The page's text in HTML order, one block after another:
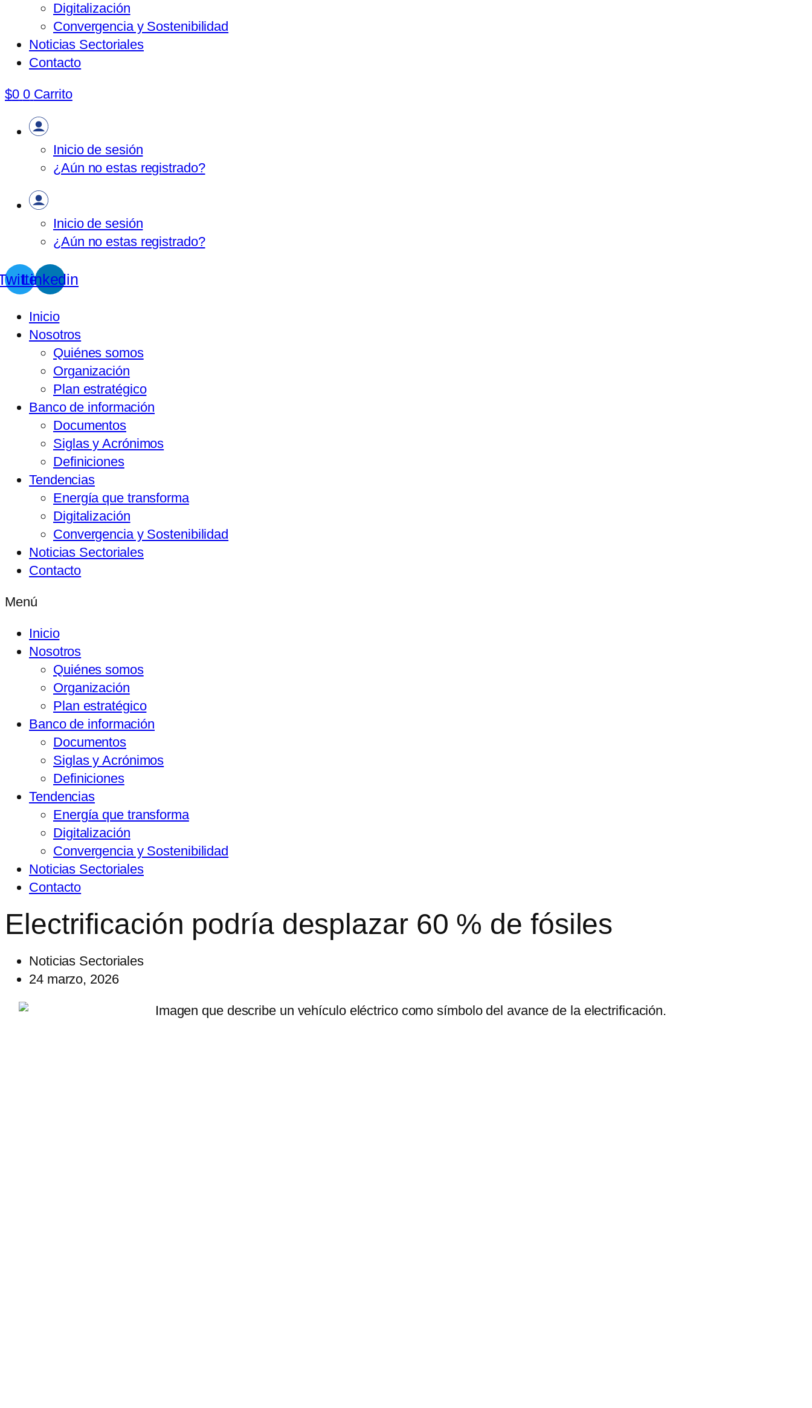
Digitalización
Convergencia y Sostenibilidad
Noticias Sectoriales
Contacto
$0 0 Carrito
Inicio de sesión
¿Aún no estas registrado?
Inicio de sesión
¿Aún no estas registrado?
Linkedin
Inicio
Nosotros
Quiénes somos
Organización
Plan estratégico
Banco de información
Documentos
Siglas y Acrónimos
Definiciones
Tendencias
Energía que transforma
Digitalización
Convergencia y Sostenibilidad
Noticias Sectoriales
Contacto
Menú
Inicio
Nosotros
Quiénes somos
Organización
Plan estratégico
Banco de información
Documentos
Siglas y Acrónimos
Definiciones
Tendencias
Energía que transforma
Digitalización
Convergencia y Sostenibilidad
Noticias Sectoriales
Contacto
Electrificación podría desplazar 60 % de fósiles
Noticias Sectoriales
24 marzo, 2026